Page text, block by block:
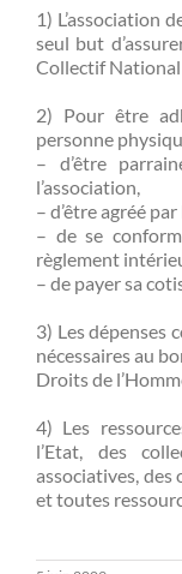
1) L’association
seul but
Collectif National
2) Pour être
personne
– d’être
l’association,
– d’être agréé
– de se
règlement
– de payer sa
3) Les dépenses
nécessaires au
Droits de
4) Les
l’Etat, des
associatives,
et toutes